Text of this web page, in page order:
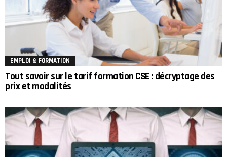
EMPLOI & FORMATION
Tout savoir sur le tarif formation CSE : décryptage des
prix et modalités